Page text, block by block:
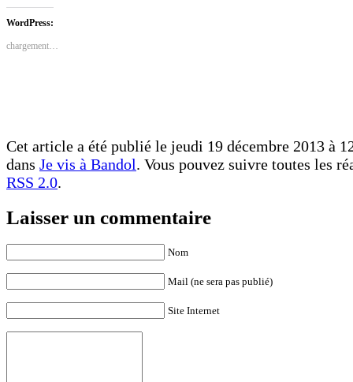
Facebook(ouvre
dans
une
fenêtre)
WordPress:
chargement…
Cet article a été publié le jeudi 19 décembre 2013 à
dans Je vis à Bandol. Vous pouvez suivre toutes les
RSS 2.0.
Laisser un commentaire
Nom
Mail (ne sera pas publié)
Site Internet